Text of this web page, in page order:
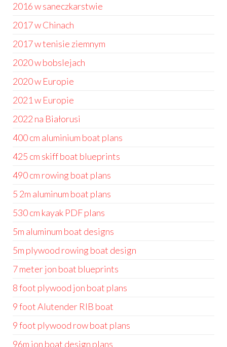
2016 w saneczkarstwie
2017 w Chinach
2017 w tenisie ziemnym
2020 w bobslejach
2020 w Europie
2021 w Europie
2022 na Białorusi
400 cm aluminium boat plans
425 cm skiff boat blueprints
490 cm rowing boat plans
5 2m aluminum boat plans
530 cm kayak PDF plans
5m aluminum boat designs
5m plywood rowing boat design
7 meter jon boat blueprints
8 foot plywood jon boat plans
9 foot Alutender RIB boat
9 foot plywood row boat plans
96m jon boat design plans